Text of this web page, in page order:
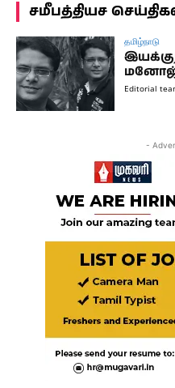
சமீபத்தியச
தமிழ்நாடு
மனோஜ்
Editorial
-